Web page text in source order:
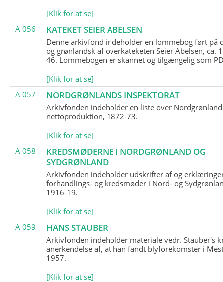
[Klik for at se]
A 056
KATEKET SEIER ABELSEN
Denne arkivfond indeholder en lommebog ført på
og grønlandsk af overkateketen Seier Abelsen, ca.
46. Lommebogen er skannet og tilgængelig som
[Klik for at se]
A 057
NORDGRØNLANDS INSPEKTORAT
Arkivfonden indeholder en liste over
nettoproduktion, 1872-73.
[Klik for at se]
A 058
KREDSMØDERNE I NORDGRØNLAND OG
SYDGRØNLAND
Arkivfonden indeholder udskrifter af og
forhandlings- og kredsmøder i Nord- og
1916-19.
[Klik for at se]
A 059
HANS STAUBER
Arkivfonden indeholder materiale vedr. Stauber's
anerkendelse af, at han fandt blyforekomster i
1957.
[Klik for at se]